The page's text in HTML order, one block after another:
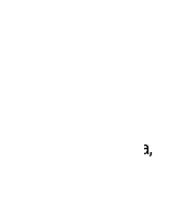
apkaimi
(slengā saukta
Ilze Laizāne,
Modris
Caune, Aigars
Ērika Kumerova,
Inga Jurova,